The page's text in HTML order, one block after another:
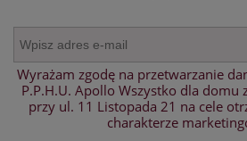
Wyrażam zgodę na przetwarzanie
P.P.H.U. Apollo Wszystko dla domu
przy ul. 11 Listopada 21 na cele
charakterze